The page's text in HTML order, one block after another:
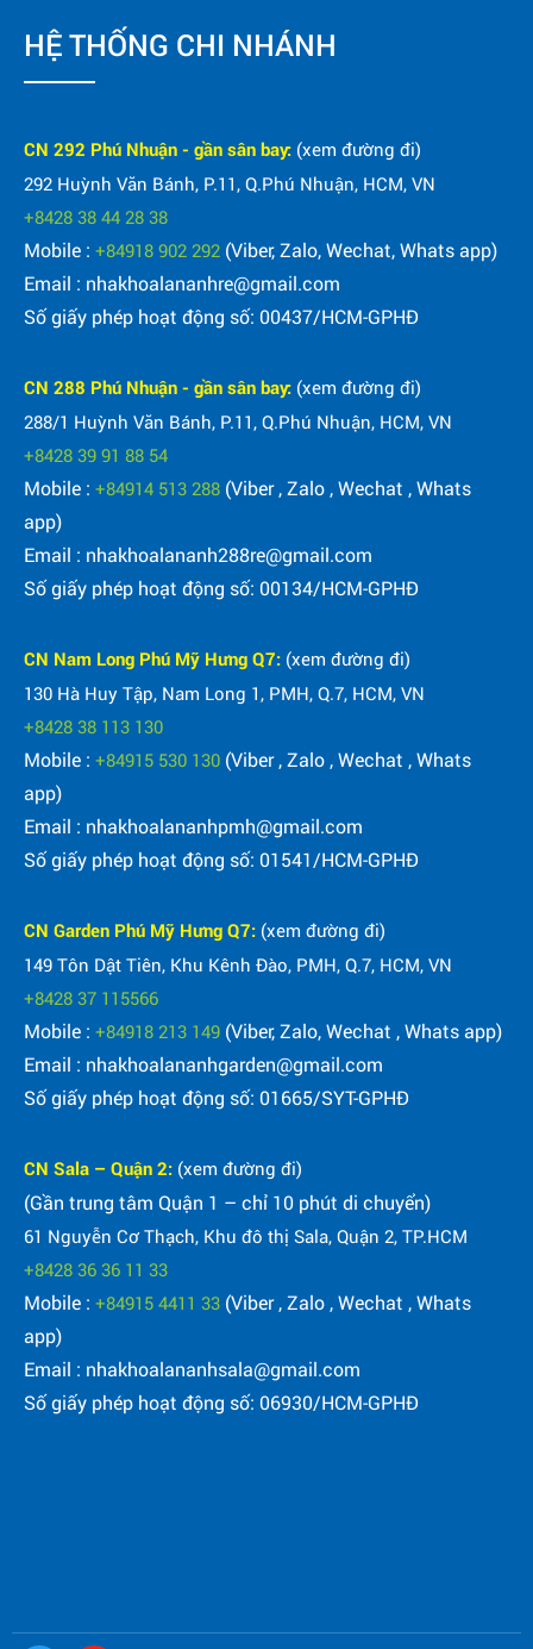
HỆ THỐNG CHI NHÁNH
CN 292 Phú Nhuận - gần sân bay: (xem đường đi)
292 Huỳnh Văn Bánh, P.11, Q.Phú Nhuận, HCM, VN
+8428 38 44 28 38
Mobile : +84918 902 292 (Viber, Zalo, Wechat, Whats app)
Email : nhakhoalananhre@gmail.com
Số giấy phép hoạt động số: 00437/HCM-GPHĐ
CN 288 Phú Nhuận - gần sân bay: (xem đường đi)
288/1 Huỳnh Văn Bánh, P.11, Q.Phú Nhuận, HCM, VN
+8428 39 91 88 54
Mobile : +84914 513 288 (Viber , Zalo , Wechat , Whats
app)
Email : nhakhoalananh288re@gmail.com
Số giấy phép hoạt động số: 00134/HCM-GPHĐ
CN Nam Long Phú Mỹ Hưng Q7: (xem đường đi)
130 Hà Huy Tập, Nam Long 1, PMH, Q.7, HCM, VN
+8428 38 113 130
Mobile : +84915 530 130 (Viber , Zalo , Wechat , Whats
app)
Email : nhakhoalananhpmh@gmail.com
Số giấy phép hoạt động số: 01541/HCM-GPHĐ
CN Garden Phú Mỹ Hưng Q7: (xem đường đi)
149 Tôn Dật Tiên, Khu Kênh Đào, PMH, Q.7, HCM, VN
+8428 37 115566
Mobile : +84918 213 149 (Viber, Zalo, Wechat , Whats app)
Email : nhakhoalananhgarden@gmail.com
Số giấy phép hoạt động số: 01665/SYT-GPHĐ
CN Sala – Quận 2: (xem đường đi)
(Gần trung tâm Quận 1 – chỉ 10 phút di chuyển)
61 Nguyễn Cơ Thạch, Khu đô thị Sala, Quận 2, TP.HCM
+8428 36 36 11 33
Mobile : +84915 4411 33 (Viber , Zalo , Wechat , Whats
app)
Email : nhakhoalananhsala@gmail.com
Số giấy phép hoạt động số: 06930/HCM-GPHĐ